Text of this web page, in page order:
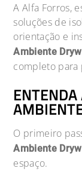
A Alfa Forros,
soluções de
orientação e
Ambiente
completo para
O primeiro
Ambiente
espaço.